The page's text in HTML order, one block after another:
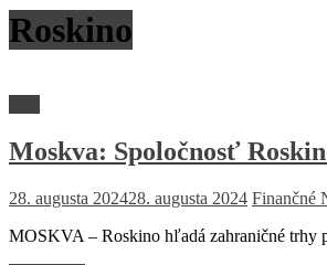
Roskino
Moskva: Spoločnosť
28. augusta 202428. augusta 2024 Finančné
MOSKVA – Roskino hľadá zahraničné trhy